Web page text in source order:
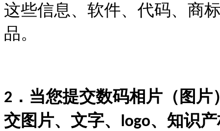
这些信息、软件、代码、商
品。
2 ．当您提交数码相片（图
交图片、文字、 logo、知识